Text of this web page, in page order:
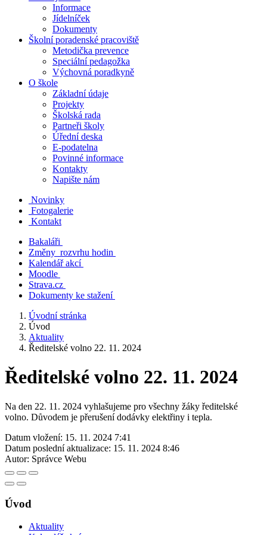
Informace
Jídelníček
Dokumenty
Školní poradenské pracoviště
Metodička prevence
Speciální pedagožka
Výchovná poradkyně
O škole
Základní údaje
Projekty
Školská rada
Partneři školy
Úřední deska
E-podatelna
Povinné informace
Kontakty
Napište nám
Novinky
Fotogalerie
Kontakt
Bakaláři
Změny rozvrhu hodin
Kalendář akcí
Moodle
Strava.cz
Dokumenty ke stažení
Úvodní stránka
Úvod
Aktuality
Ředitelské volno 22. 11. 2024
Ředitelské volno 22. 11. 2024
Na den 22. 11. 2024 vyhlašujeme pro všechny žáky ředitelské
volno. Důvodem je přerušení dodávky elektřiny i tepla.
Datum vložení: 15. 11. 2024 7:41
Datum poslední aktualizace: 15. 11. 2024 8:46
Autor: Správce Webu
Úvod
Aktuality